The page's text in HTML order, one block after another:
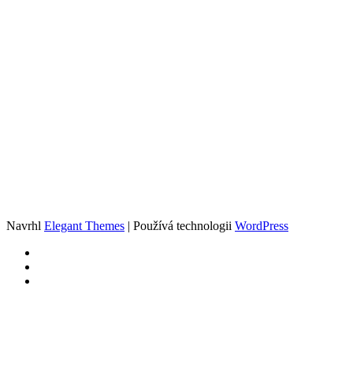
Navrhl Elegant Themes | Používá technologii WordPress